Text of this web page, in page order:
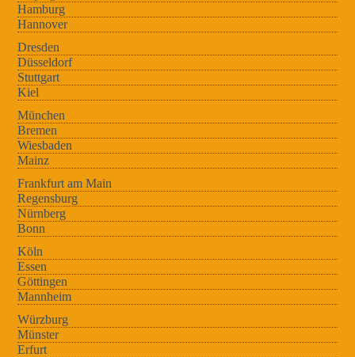
Hamburg
Hannover
Dresden
Düsseldorf
Stuttgart
Kiel
München
Bremen
Wiesbaden
Mainz
Frankfurt am Main
Regensburg
Nürnberg
Bonn
Köln
Essen
Göttingen
Mannheim
Würzburg
Münster
Erfurt